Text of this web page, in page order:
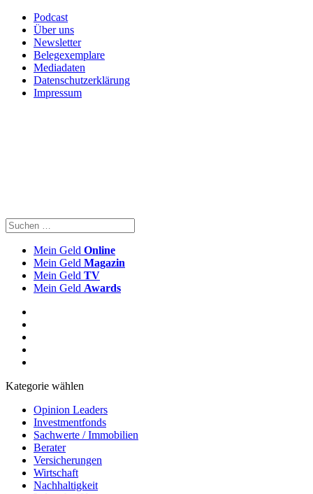
Podcast
Über uns
Newsletter
Belegexemplare
Mediadaten
Datenschutzerklärung
Impressum
Mein Geld Online
Mein Geld Magazin
Mein Geld TV
Mein Geld Awards
Kategorie wählen
Opinion Leaders
Investmentfonds
Sachwerte / Immobilien
Berater
Versicherungen
Wirtschaft
Nachhaltigkeit